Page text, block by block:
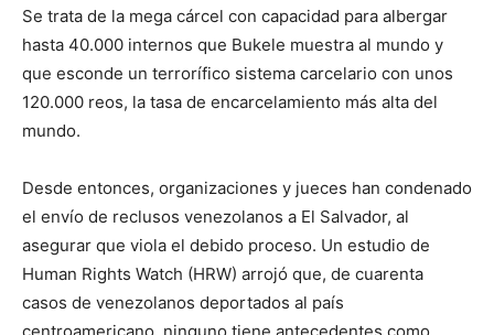
Se trata de la mega cárcel con capacidad para albergar
hasta 40.000 internos que Bukele muestra al mundo y
que esconde un terrorífico sistema carcelario con unos
120.000 reos, la tasa de encarcelamiento más alta del
mundo.
Desde entonces, organizaciones y jueces han condenado
el envío de reclusos venezolanos a El Salvador, al
asegurar que viola el debido proceso. Un estudio de
Human Rights Watch (HRW) arrojó que, de cuarenta
casos de venezolanos deportados al país